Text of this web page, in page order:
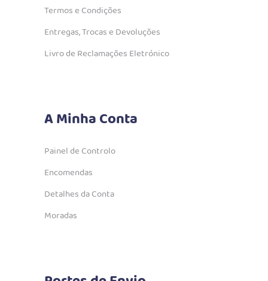
Termos e Condições
Entregas, Trocas e Devoluções
Livro de Reclamações Eletrónico
A Minha Conta
Painel de Controlo
Encomendas
Detalhes da Conta
Moradas